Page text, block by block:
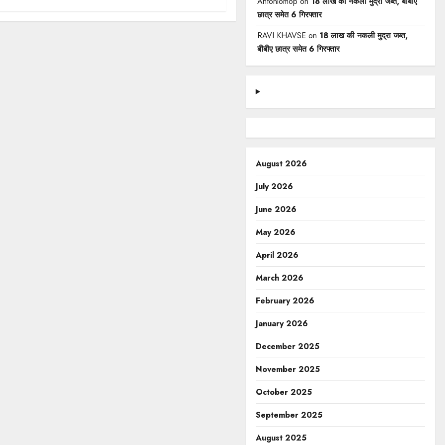
छात्र समेत 6 गिरफ्तार
RAVI KHAVSEon 18 लाख की नकली मुद्रा जब्त,
बीबीए छात्र समेत 6 गिरफ्तार
August 2026
July 2026
June 2026
May 2026
April 2026
March 2026
February 2026
January 2026
December 2025
November 2025
October 2025
September 2025
August 2025